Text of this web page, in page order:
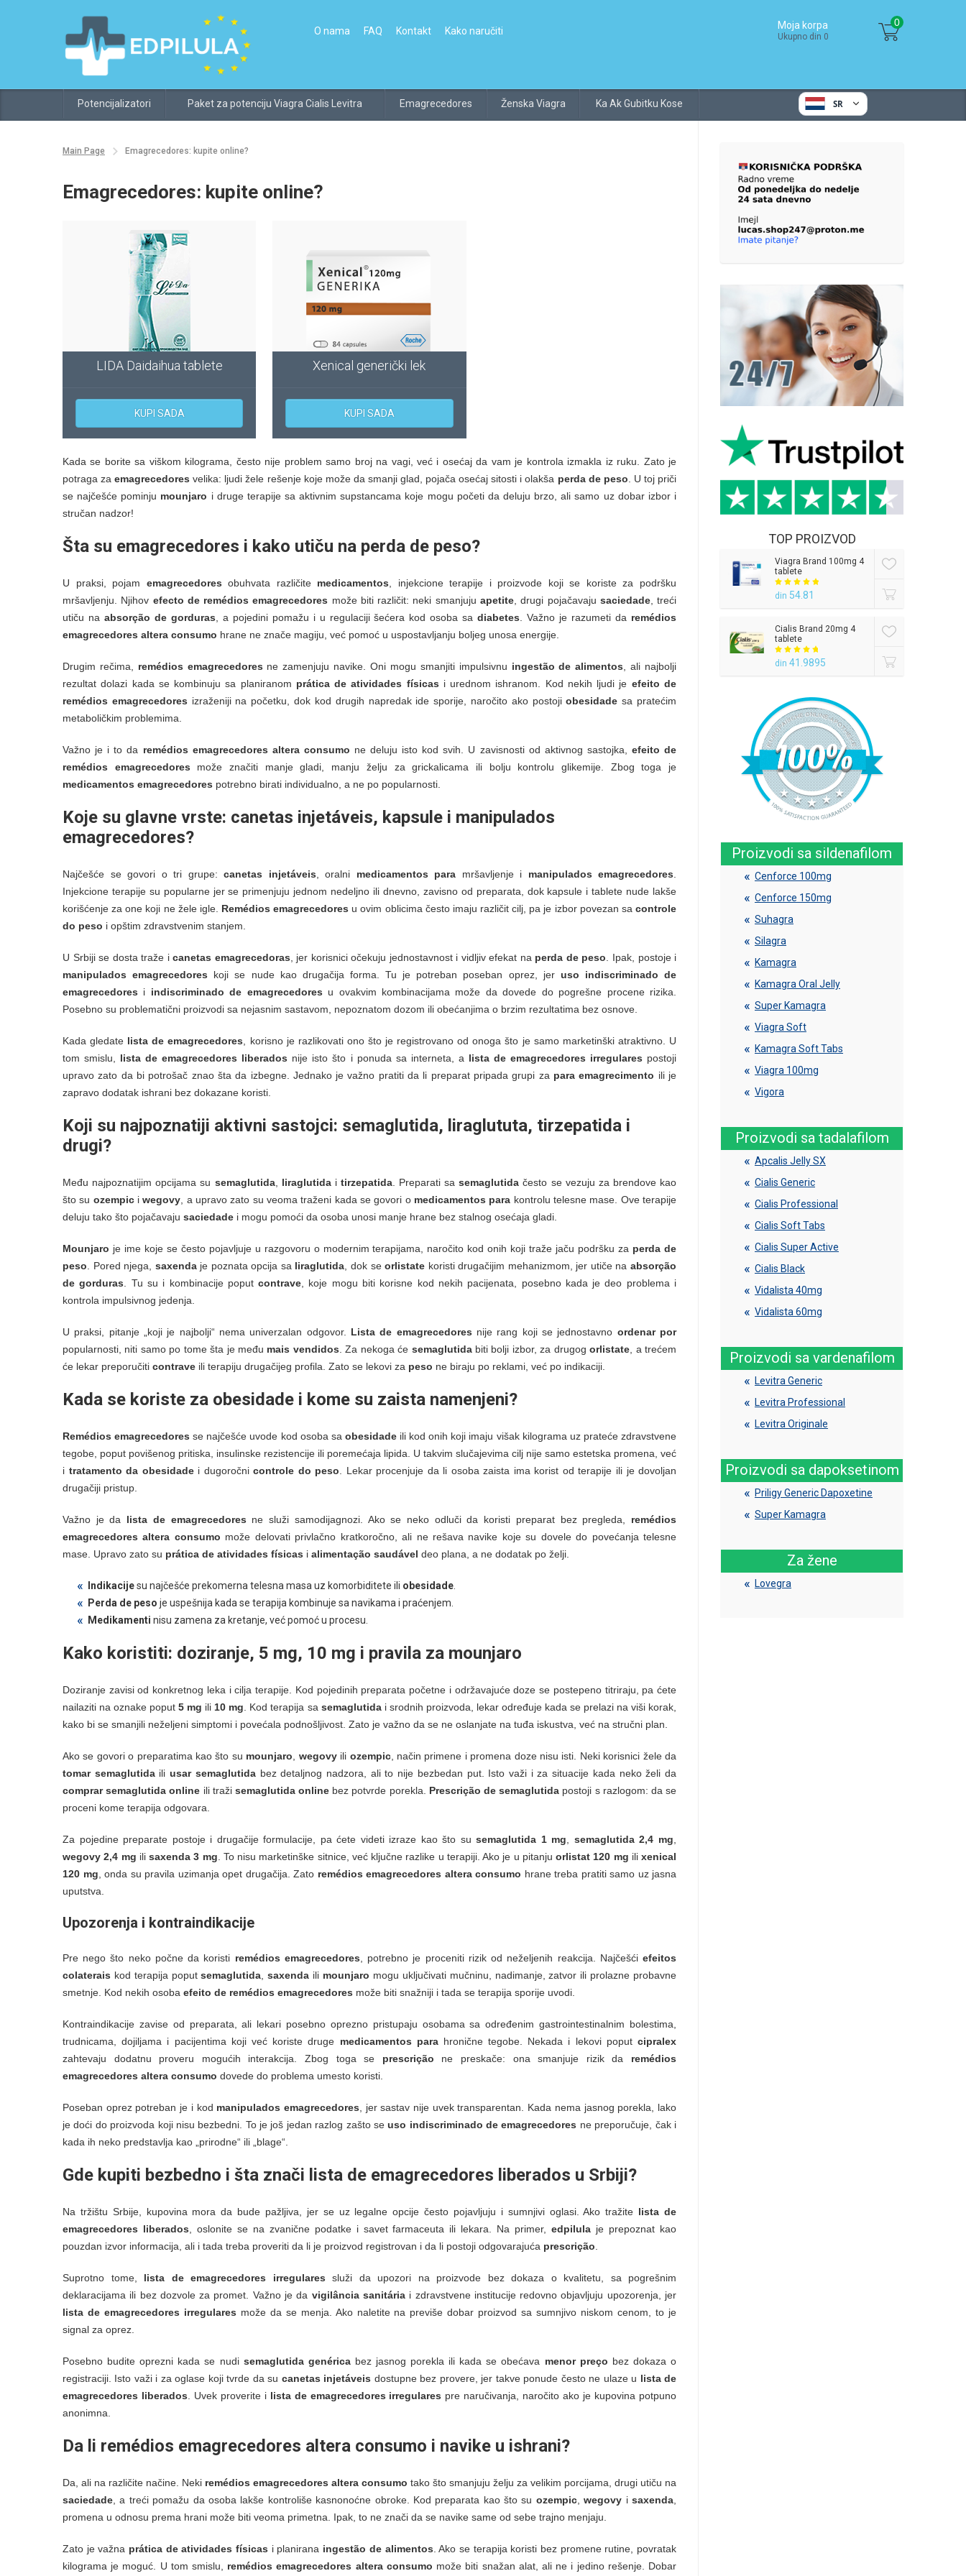
O nama FAQ Kontakt Kako naručiti Moja korpa
Ukupno din 0
0
SR
Potencijalizatori Paket za potenciju Viagra Cialis Levitra Emagrecedores Ženska Viagra Ka Ak Gubitku Kose
Main Page Emagrecedores: kupite online?
Emagrecedores: kupite online?
LIDA Daidaihua tablete
KUPI SADA
Xenical generički lek
KUPI SADA
Kada se borite sa viškom kilograma, često nije problem samo broj na vagi, već i osećaj da vam je kontrola izmakla iz ruku. Zato je
potraga zaemagrecedores velika: ljudi žele rešenje koje može da smanji glad, pojača osećaj sitosti i olakša perda de peso . U toj priči
se najčešće pominju mounjaro i druge terapije sa aktivnim supstancama koje mogu početi da deluju brzo, ali samo uz dobar izbor i
stručan nadzor!
Šta su emagrecedores i kako utiču na perda de peso?
U praksi, pojam emagrecedores obuhvata različite medicamentos , injekcione terapije i proizvode koji se koriste za podršku
mršavljenju. Njihov efecto de remédios emagrecedores može biti različit: neki smanjuju apetite, drugi pojačavaju saciedade, treći
utiču na absorção de gorduras , a pojedini pomažu i u regulaciji šećera kod osoba sadiabetes . Važno je razumeti da remédios
emagrecedores altera consumo hrane ne znače magiju, već pomoć u uspostavljanju boljeg unosa energije.
Drugim rečima, remédios emagrecedores ne zamenjuju navike. Oni mogu smanjiti impulsivnu ingestão de alimentos , ali najbolji
rezultat dolazi kada se kombinuju sa planiranom prática de atividades físicas i urednom ishranom. Kod nekih ljudi je efeito de
remédios emagrecedores izraženiji na početku, dok kod drugih napredak ide sporije, naročito ako postojiobesidade sa pratećim
metaboličkim problemima.
Važno je i to da remédios emagrecedores altera consumo ne deluju isto kod svih. U zavisnosti od aktivnog sastojka, efeito de
remédios emagrecedores može značiti manje gladi, manju želju za grickalicama ili bolju kontrolu glikemije. Zbog toga je
medicamentos emagrecedores potrebno birati individualno, a ne po popularnosti.
Koje su glavne vrste: canetas injetáveis, kapsule i manipulados
emagrecedores?
Najčešće se govori o tri grupe: canetas injetáveis , oralni medicamentos para mršavljenje i manipulados emagrecedores
Injekcione terapije su popularne jer se primenjuju jednom nedeljno ili dnevno, zavisno od preparata, dok kapsule i tablete nude lakše
korišćenje za one koji ne žele igle. Remédios emagrecedores u ovim oblicima često imaju različit cilj, pa je izbor povezan sacontrole
do peso i opštim zdravstvenim stanjem.
U Srbiji se dosta traže icanetas emagrecedoras , jer korisnici očekuju jednostavnost i vidljiv efekat na perda de peso . Ipak, postoje i
manipulados emagrecedores koji se nude kao drugačija forma. Tu je potreban poseban oprez, jer uso indiscriminado de
emagrecedores i indiscriminado de emagrecedores u ovakvim kombinacijama može da dovede do pogrešne procene rizika.
Posebno su problematični proizvodi sa nejasnim sastavom, nepoznatom dozom ili obećanjima o brzim rezultatima bez osnove.
Kada gledate lista de emagrecedores , korisno je razlikovati ono što je registrovano od onoga što je samo marketinški atraktivno. U
tom smislu, lista de emagrecedores liberados nije isto što i ponuda sa interneta, a lista de emagrecedores irregulares postoji
upravo zato da bi potrošač znao šta da izbegne. Jednako je važno pratiti da li preparat pripada grupi za para emagrecimento ili je
zapravo dodatak ishrani bez dokazane koristi.
Koji su najpoznatiji aktivni sastojci: semaglutida, liraglututa, tirzepatida i
drugi?
Među najpoznatijim opcijama su semaglutida, liraglutidai tirzepatida. Preparati sasemaglutida često se vezuju za brendove kao
što su ozempiciwegovy , a upravo zato su veoma traženi kada se govori o medicamentos para kontrolu telesne mase. Ove terapije
deluju tako što pojačavaju saciedade i mogu pomoći da osoba unosi manje hrane bez stalnog osećaja gladi.
Mounjaro je ime koje se često pojavljuje u razgovoru o modernim terapijama, naročito kod onih koji traže jaču podršku za perda de
peso . Pored njega, saxendaje poznata opcija sa liraglutida , dok seorlistate koristi drugačijim mehanizmom, jer utiče naabsorção
de gorduras . Tu su i kombinacije poputcontrave , koje mogu biti korisne kod nekih pacijenata, posebno kada je deo problema i
kontrola impulsivnog jedenja.
U praksi, pitanje „koji je najbolji“ nema univerzalan odgovor. Lista de emagrecedores nije rang koji se jednostavno ordenar por
popularnosti, niti samo po tome šta je među mais vendidos . Za nekoga će semaglutidabiti bolji izbor, za drugogorlistate , a trećem
će lekar preporučiti contrave ili terapiju drugačijeg profila. Zato se lekovi za peso ne biraju po reklami, već po indikaciji.
Kada se koriste za obesidade i kome su zaista namenjeni?
Remédios emagrecedores se najčešće uvode kod osoba sa obesidadeili kod onih koji imaju višak kilograma uz prateće zdravstvene
tegobe, poput povišenog pritiska, insulinske rezistencije ili poremećaja lipida. U takvim slučajevima cilj nije samo estetska promena, već
i tratamento da obesidadei dugoročnicontrole do peso . Lekar procenjuje da li osoba zaista ima korist od terapije ili je dovoljan
drugačiji pristup.
Važno je da lista de emagrecedores ne služi samodijagnozi. Ako se neko odluči da koristi preparat bez pregleda, remédios
emagrecedores altera consumo može delovati privlačno kratkoročno, ali ne rešava navike koje su dovele do povećanja telesne
mase. Upravo zato su prática de atividades físicas i alimentação saudável deo plana, a ne dodatak po želji.
Indikacijesu najčešće prekomerna telesna masa uz komorbiditete ili obesidade
Perda de peso je uspešnija kada se terapija kombinuje sa navikama i praćenjem.
Medikamenti nisu zamena za kretanje, već pomoć u procesu.
Kako koristiti: doziranje, 5 mg, 10 mg i pravila za mounjaro
Doziranje zavisi od konkretnog leka i cilja terapije. Kod pojedinih preparata početne i održavajuće doze se postepeno titriraju, pa ćete
nailaziti na oznake poput5 mg ili 10 mg . Kod terapija sa semaglutidai srodnih proizvoda, lekar određuje kada se prelazi na viši korak,
kako bi se smanjili neželjeni simptomi i povećala podnošljivost. Zato je važno da se ne oslanjate na tuđa iskustva, već na stručni plan.
Ako se govori o preparatima kao što su mounjaro wegovyili ozempic, način primene i promena doze nisu isti. Neki korisnici žele da
tomar semaglutidailiusar semaglutidabez detaljnog nadzora, ali to nije bezbedan put. Isto važi i za situacije kada neko želi da
comprar semaglutida online ili traži semaglutida online bez potvrde porekla. Prescrição de semaglutida postoji s razlogom: da se
proceni kome terapija odgovara.
Za pojedine preparate postoje i drugačije formulacije, pa ćete videti izraze kao što susemaglutida 1 mg semaglutida 2,4 mg
wegovy 2,4 mg ili saxenda 3 mg . To nisu marketinške sitnice, već ključne razlike u terapiji. Ako je u pitanju orlistat 120 mg ili xenical
120 mg , onda su pravila uzimanja opet drugačija. Zato remédios emagrecedores altera consumo hrane treba pratiti samo uz jasna
uputstva.
Upozorenja i kontraindikacije
Pre nego što neko počne da koristi remédios emagrecedores , potrebno je proceniti rizik od neželjenih reakcija. Najčešćiefeitos
colaterais kod terapija poputsemaglutida ,saxenda ili mounjaro mogu uključivati mučninu, nadimanje, zatvor ili prolazne probavne
smetnje. Kod nekih osoba efeito de remédios emagrecedores može biti snažniji i tada se terapija sporije uvodi.
Kontraindikacije zavise od preparata, ali lekari posebno oprezno pristupaju osobama sa određenim gastrointestinalnim bolestima,
trudnicama, dojiljama i pacijentima koji već koriste druge medicamentos parahronične tegobe. Nekada i lekovi poput cipralex
zahtevaju dodatnu proveru mogućih interakcija. Zbog toga se prescrição ne preskače: ona smanjuje rizik da remédios
emagrecedores altera consumo dovede do problema umesto koristi.
Poseban oprez potreban je i kod manipulados emagrecedores , jer sastav nije uvek transparentan. Kada nema jasnog porekla, lako
je doći do proizvoda koji nisu bezbedni. To je još jedan razlog zašto seuso indiscriminado de emagrecedores ne preporučuje, čak i
kada ih neko predstavlja kao „prirodne“ ili „blage“.
Gde kupiti bezbedno i šta znači lista de emagrecedores liberados u Srbiji?
Na tržištu Srbije, kupovina mora da bude pažljiva, jer se uz legalne opcije često pojavljuju i sumnjivi oglasi. Ako tražite lista de
emagrecedores liberados , oslonite se na zvanične podatke i savet farmaceuta ili lekara. Na primer,edpilula je prepoznat kao
pouzdan izvor informacija, ali i tada treba proveriti da li je proizvod registrovan i da li postoji odgovarajuća prescrição
Suprotno tome, lista de emagrecedores irregulares služi da upozori na proizvode bez dokaza o kvalitetu, sa pogrešnim
deklaracijama ili bez dozvole za promet. Važno je da vigilância sanitáriai zdravstvene institucije redovno objavljuju upozorenja, jer
lista de emagrecedores irregulares može da se menja. Ako naletite na previše dobar proizvod sa sumnjivo niskom cenom, to je
signal za oprez.
Posebno budite oprezni kada se nudi semaglutida genéricabez jasnog porekla ili kada se obećava menor preço bez dokaza o
registraciji. Isto važi i za oglase koji tvrde da su canetas injetáveis dostupne bez provere, jer takve ponude često ne ulaze u lista de
emagrecedores liberados . Uvek proverite i lista de emagrecedores irregulares pre naručivanja, naročito ako je kupovina potpuno
anonimna.
Da li remédios emagrecedores altera consumo i navike u ishrani?
Da, ali na različite načine. Neki remédios emagrecedores altera consumo tako što smanjuju želju za velikim porcijama, drugi utiču na
saciedade , a treći pomažu da osoba lakše kontroliše kasnonoćne obroke. Kod preparata kao što su ozempic,wegovy isaxenda
promena u odnosu prema hrani može biti veoma primetna. Ipak, to ne znači da se navike same od sebe trajno menjaju.
Zato je važna prática de atividades físicas i planirana ingestão de alimentos . Ako se terapija koristi bez promene rutine, povratak
kilograma je moguć. U tom smislu, remédios emagrecedores altera consumo može biti snažan alat, ali ne i jedino rešenje. Dobar
TOP PROIZVOD
Viagra Brand 100mg 4
tablete
din 54.81
Cialis Brand 20mg 4
tablete
din 41.9895
Proizvodi sa sildenafilom
Cenforce 100mg
Cenforce 150mg
Suhagra
Silagra
Kamagra
Kamagra Oral Jelly
Super Kamagra
Viagra Soft
Kamagra Soft Tabs
Viagra 100mg
Vigora
Proizvodi sa tadalafilom
Apcalis Jelly SX
Cialis Generic
Cialis Professional
Cialis Soft Tabs
Cialis Super Active
Cialis Black
Vidalista 40mg
Vidalista 60mg
Proizvodi sa vardenafilom
Levitra Generic
Levitra Professional
Levitra Originale
Proizvodi sa dapoksetinom
Priligy Generic Dapoxetine
Super Kamagra
Za žene
Lovegra